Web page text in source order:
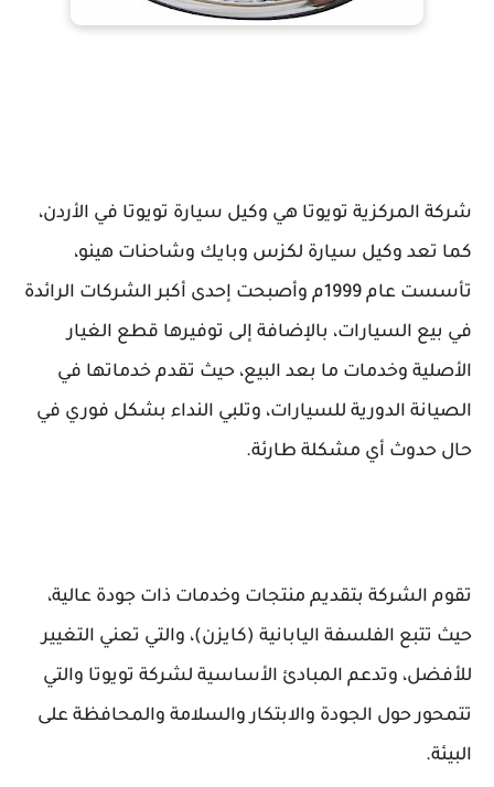
شركة المركزية تويوتا هي وكيل سيارة تويوتا في الأردن،
كما تعد وكيل سيارة لكزس وبايك وشاحنات هينو،
تأسست عام 1999م وأصبحت إحدى أكبر الشركات الرائدة
في بيع السيارات، بالإضافة إلى توفيرها قطع الغيار
الأصلية وخدمات ما بعد البيع، حيث تقدم خدماتها في
الصيانة الدورية للسيارات، وتلبي النداء بشكل فوري في
حال حدوث أي مشكلة طارئة.
تقوم الشركة بتقديم منتجات وخدمات ذات جودة عالية،
حيث تتبع الفلسفة اليابانية (كايزن)، والتي تعني التغيير
للأفضل، وتدعم المبادئ الأساسية لشركة تويوتا والتي
تتمحور حول الجودة والابتكار والسلامة والمحافظة على
البيئة.